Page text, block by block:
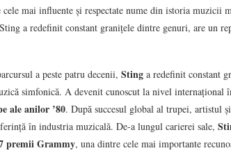
mai influente și respectate nume din istoria muzicii
a redefinit constant granițele dintre genuri, are un
a peste patru decenii, Sting a redefinit constant
simfonică. A devenit cunoscut la nivel internațional
ale anilor ’80. După succesul global al trupei, artistul
în industria muzicală. De-a lungul carierei sale,
premii Grammy, una dintre cele mai importante